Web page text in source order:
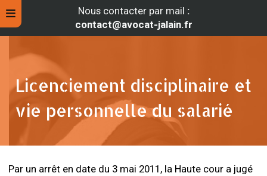
Nous contacter par mail :
contact@avocat-jalain.fr
Licenciement disciplinaire et
vie personnelle du salarié
Par un arrêt en date du 3 mai 2011, la Haute cour a jugé